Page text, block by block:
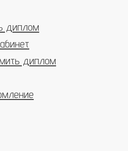
диплом
диплом